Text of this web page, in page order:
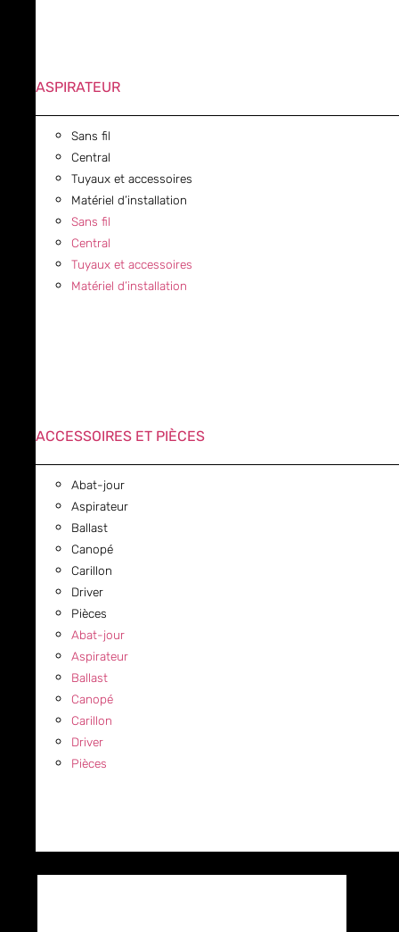
ASPIRATEUR
Sans fil
Central
Tuyaux et accessoires
Matériel d’installation
Sans fil
Central
Tuyaux et accessoires
Matériel d’installation
ACCESSOIRES ET PIÈCES
Abat-jour
Aspirateur
Ballast
Canopé
Carillon
Driver
Pièces
Abat-jour
Aspirateur
Ballast
Canopé
Carillon
Driver
Pièces